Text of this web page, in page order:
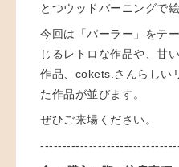
とつウッドバーニングで
今回は「パーラー」をテ
じるレトロな作品や、甘
作品、 cokets.さんらしい
た作品が並びます。
ぜひご来場ください。